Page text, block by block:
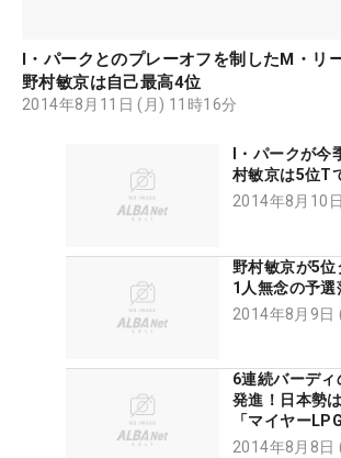
I・パークとのプレーオフを制したM・リ
野村敏京は自己最高4位
2014年8月11日 (月) 11時16分
I・パークが
村敏京は5位T
2014年8月10
野村敏京が5
1人無念の予選
2014年8月9日
6連続バーデ
発進！日本勢
「マイヤー
2014年8月8日